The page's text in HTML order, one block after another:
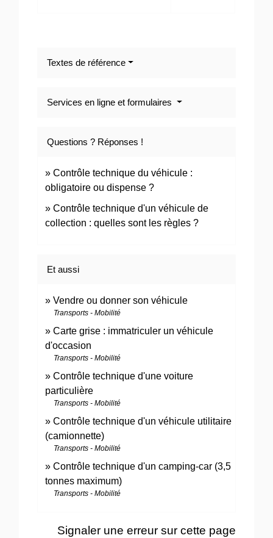
Textes de référence
Services en ligne et formulaires
Questions ? Réponses !
Contrôle technique du véhicule :
obligatoire ou dispense ?
Contrôle technique d'un véhicule de
collection : quelles sont les règles ?
Et aussi
Vendre ou donner son véhicule
Transports - Mobilité
Carte grise : immatriculer un véhicule
d'occasion
Transports - Mobilité
Contrôle technique d'une voiture
particulière
Transports - Mobilité
Contrôle technique d'un véhicule utilitaire
(camionnette)
Transports - Mobilité
Contrôle technique d'un camping-car (3,5
tonnes maximum)
Transports - Mobilité
Signaler une erreur sur cette page